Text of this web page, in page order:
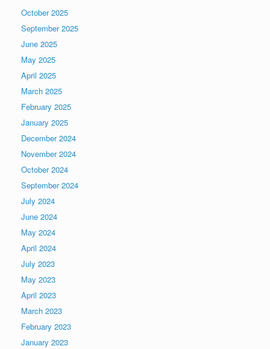
October 2025
September 2025
June 2025
May 2025
April 2025
March 2025
February 2025
January 2025
December 2024
November 2024
October 2024
September 2024
July 2024
June 2024
May 2024
April 2024
July 2023
May 2023
April 2023
March 2023
February 2023
January 2023